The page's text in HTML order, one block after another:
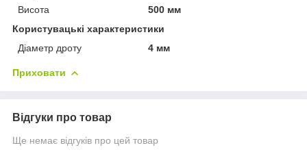
Висота
500 мм
Користувацькі характеристики
Діаметр дроту
4 мм
Приховати
Відгуки про товар
Ще немає відгуків про цей товар